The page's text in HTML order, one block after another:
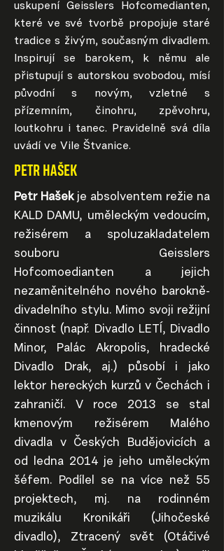
uskupení Geisslers Hofcomedianten,
které ve své tvorbě propojuje staré
tradice s živým, současným divadlem.
Inspirují se barokem, k němu ale
přistupují s autorskou svobodou, mísí
původní s novým, vzletné s
přízemním, činohru, zpěvohru,
loutkohru i tanec. Pravidelně svá díla
uvádí ve Vile Štvanice.
PETR HAŠEK
Petr Hašek je absolventem režie na
KALD DAMU, uměleckým vedoucím,
režisérem a spoluzakladatelem
souboru Geisslers
Hofcomoedianten a jejich
nezaměnitelného nového barokně-
divadelního stylu. Mimo svoji režijní
činnost (např. Divadlo LETÍ, Divadlo
Minor, Palác Akropolis, hradecké
Divadlo Drak, aj.) působí i jako
lektor hereckých kurzů v Čechách i
zahraničí. V roce 2013 se stal
kmenovým režisérem Malého
divadla v Českých Budějovicích a
od ledna 2014 je jeho uměleckým
šéfem. Podílel se na více než 55
projektech, mj. na rodinném
muzikálu Kronikáři (Jihočeské
divadlo), Ztracený svět (Otáčivé